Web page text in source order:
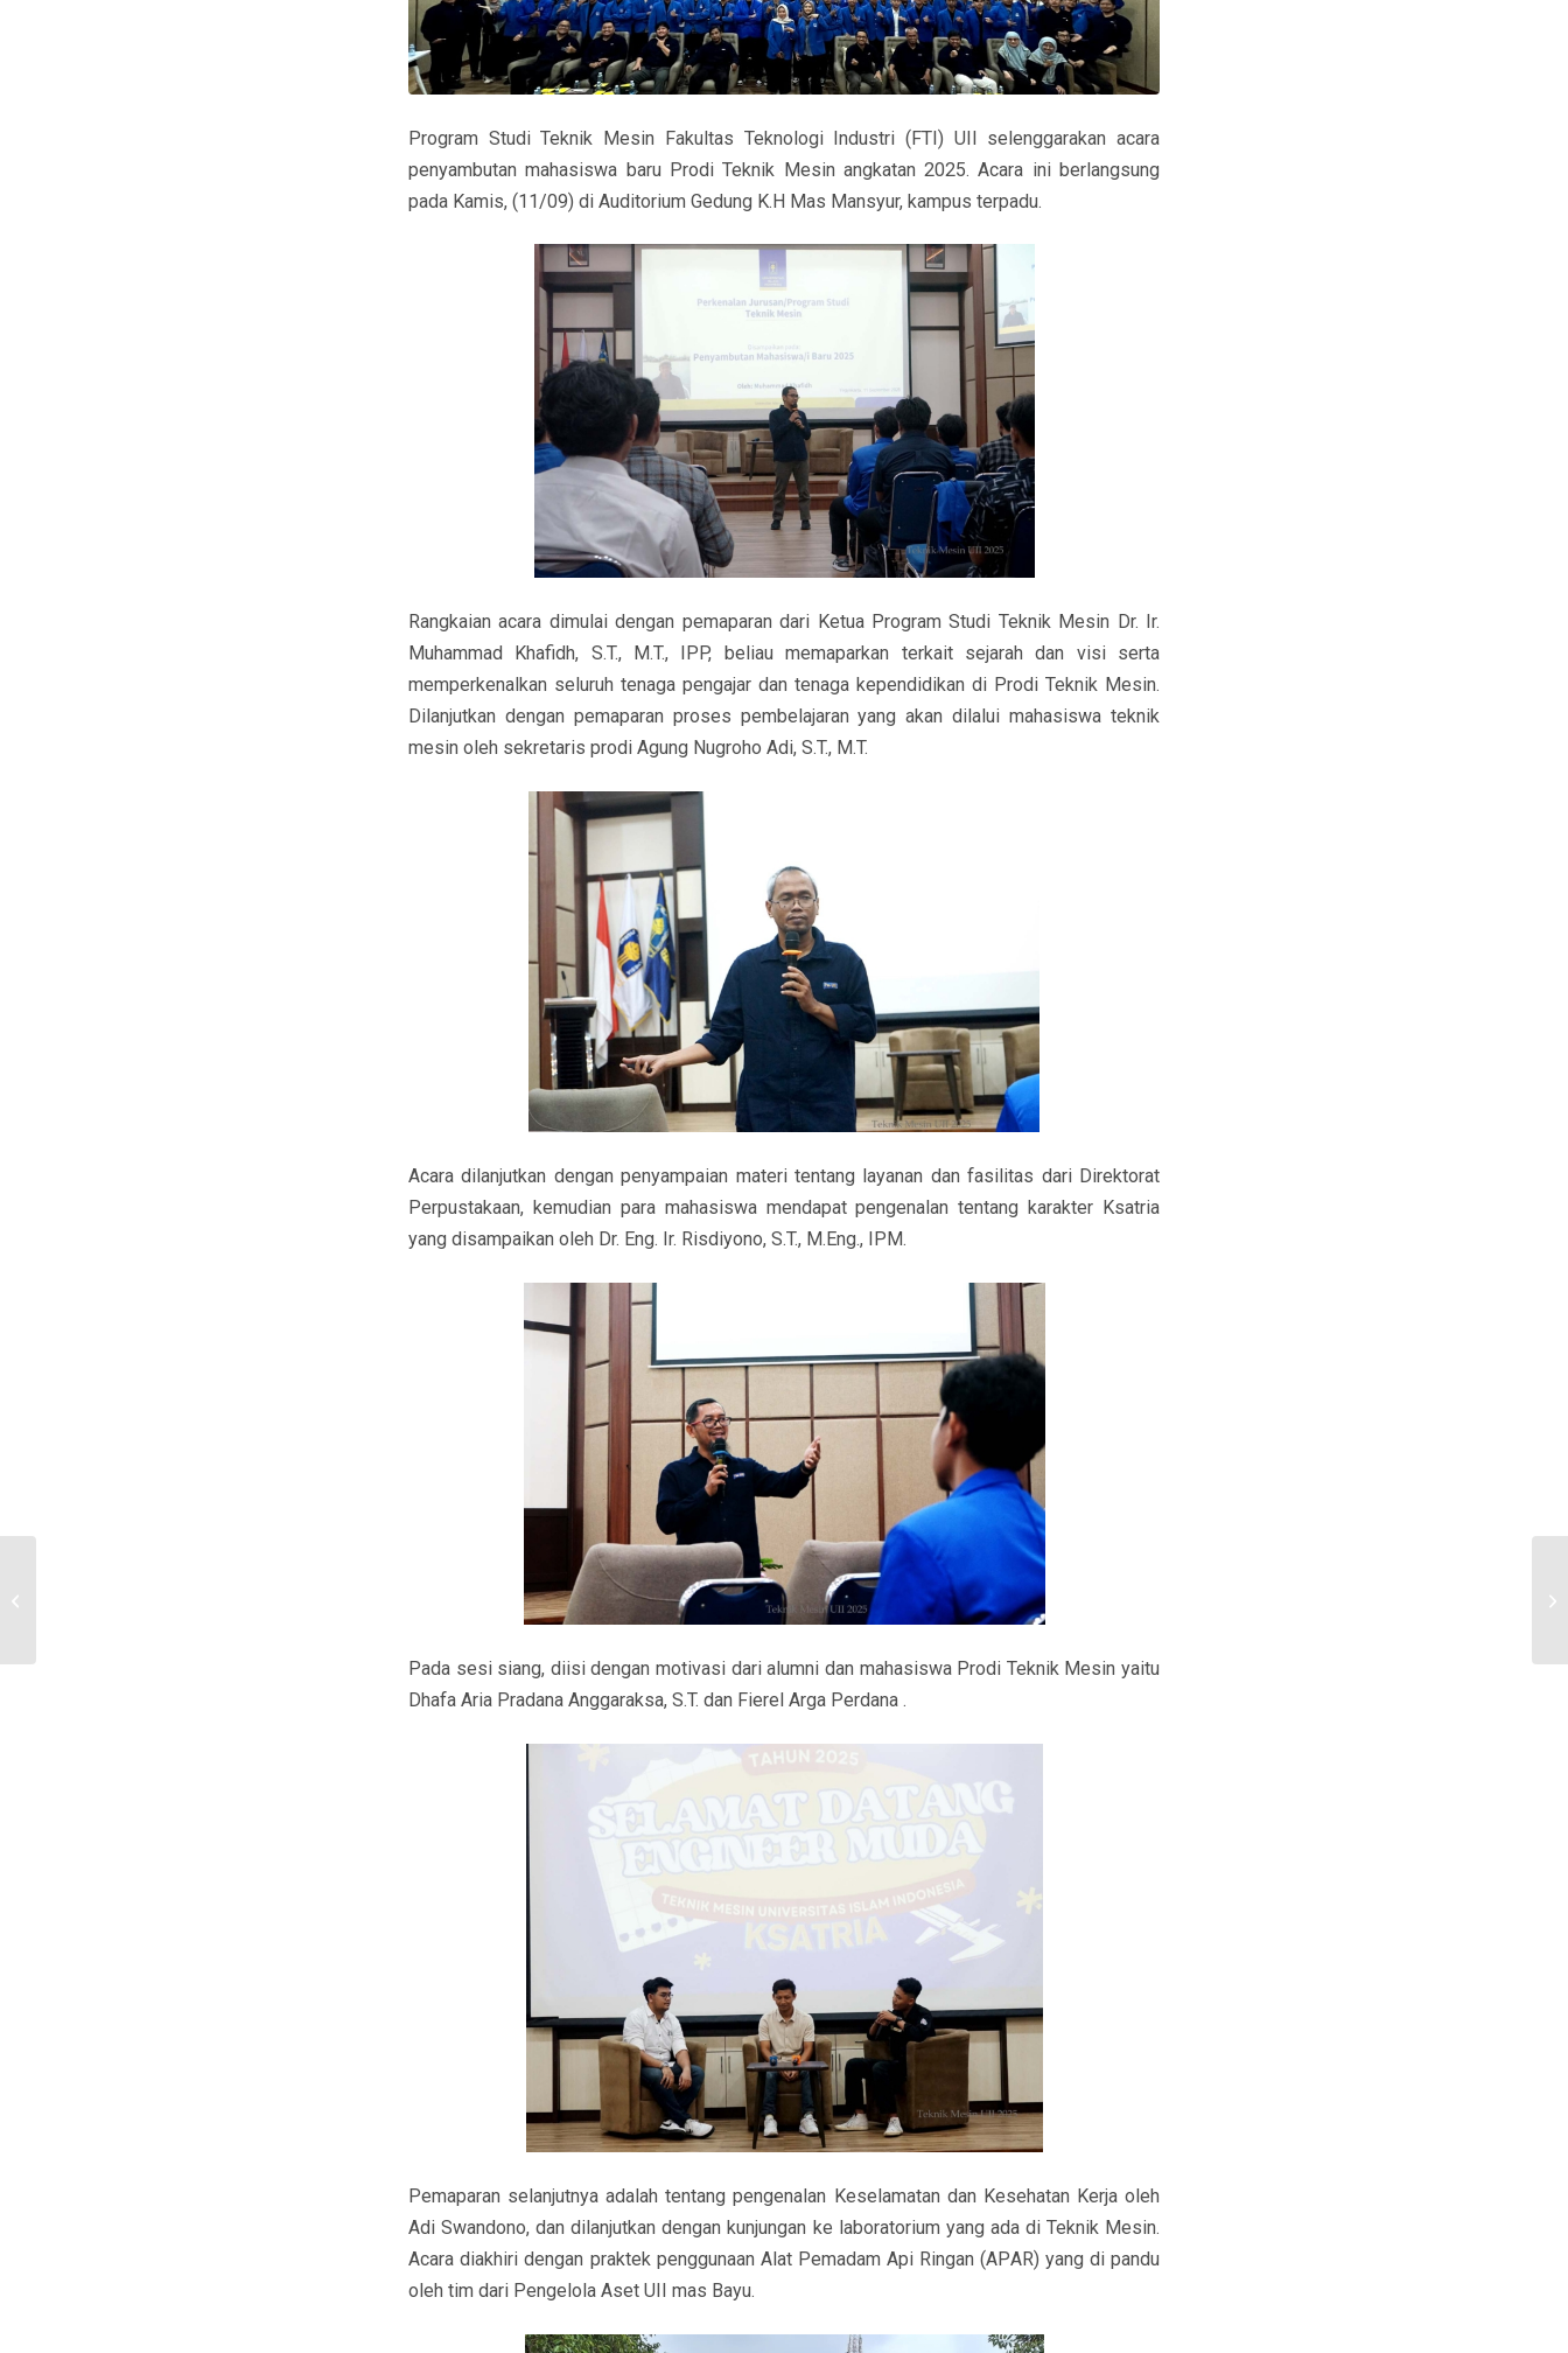
Program Studi Teknik Mesin Fakultas Teknologi Industri (FTI) UII selenggarakan acara
penyambutan mahasiswa baru Prodi Teknik Mesin angkatan 2025. Acara ini berlangsung
pada Kamis, (11/09) di Auditorium Gedung K.H Mas Mansyur, kampus terpadu.
Rangkaian acara dimulai dengan pemaparan dari Ketua Program Studi Teknik Mesin Dr. Ir.
Muhammad Khafidh, S.T., M.T., IPP, beliau memaparkan terkait sejarah dan visi serta
memperkenalkan seluruh tenaga pengajar dan tenaga kependidikan di Prodi Teknik Mesin.
Dilanjutkan dengan pemaparan proses pembelajaran yang akan dilalui mahasiswa teknik
mesin oleh sekretaris prodi Agung Nugroho Adi, S.T., M.T.
Acara dilanjutkan dengan penyampaian materi tentang layanan dan fasilitas dari Direktorat
Perpustakaan, kemudian para mahasiswa mendapat pengenalan tentang karakter Ksatria
yang disampaikan oleh Dr. Eng. Ir. Risdiyono, S.T., M.Eng., IPM.
Pada sesi siang, diisi dengan motivasi dari alumni dan mahasiswa Prodi Teknik Mesin yaitu
Dhafa Aria Pradana Anggaraksa, S.T. dan Fierel Arga Perdana .
Pemaparan selanjutnya adalah tentang pengenalan Keselamatan dan Kesehatan Kerja oleh
Adi Swandono, dan dilanjutkan dengan kunjungan ke laboratorium yang ada di Teknik Mesin.
Acara diakhiri dengan praktek penggunaan Alat Pemadam Api Ringan (APAR) yang di pandu
oleh tim dari Pengelola Aset UII mas Bayu.